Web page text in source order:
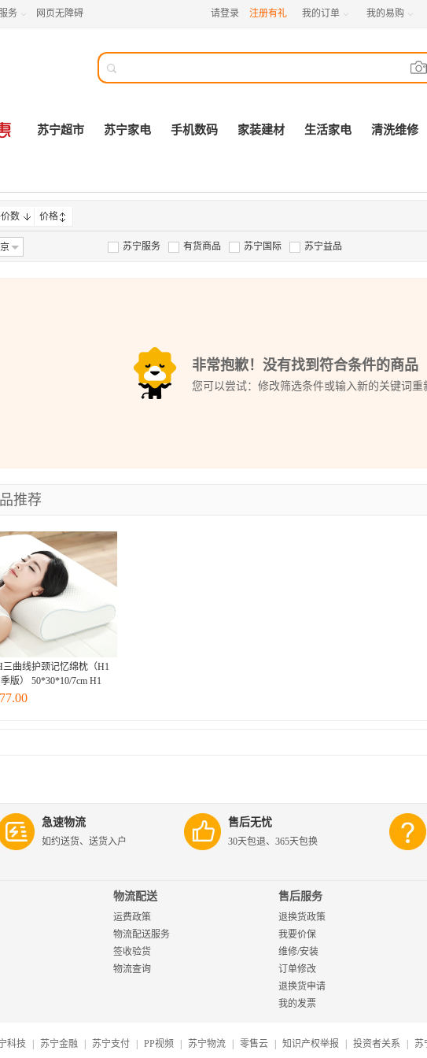
务  网页无障碍 请登录 注册有礼 我的订单  我的易购 

苏宁超市 苏宁家电 手机数码 家装建材 生活家电 清洗维修
数 价格
苏宁服务 有货商品 苏宁国际 苏宁益品
非常抱歉！没有找到符合条件的商品
您可以尝试：修改筛选条件或输入新的关键词重
推荐
三曲线护颈记忆绵枕（H1
季版） 50*30*10/7cm H1
77.00
急速物流
如约送货、送货入户
售后无忧
30天包退、365天包换
物流配送
运费政策
物流配送服务
签收验货
物流查询
售后服务
退换货政策
我要价保
维修/安装
订单修改
退换货申请
我的发票
科技 苏宁金融 苏宁支付 PP视频 苏宁物流 零售云 知识产权举报 投资者关系 苏